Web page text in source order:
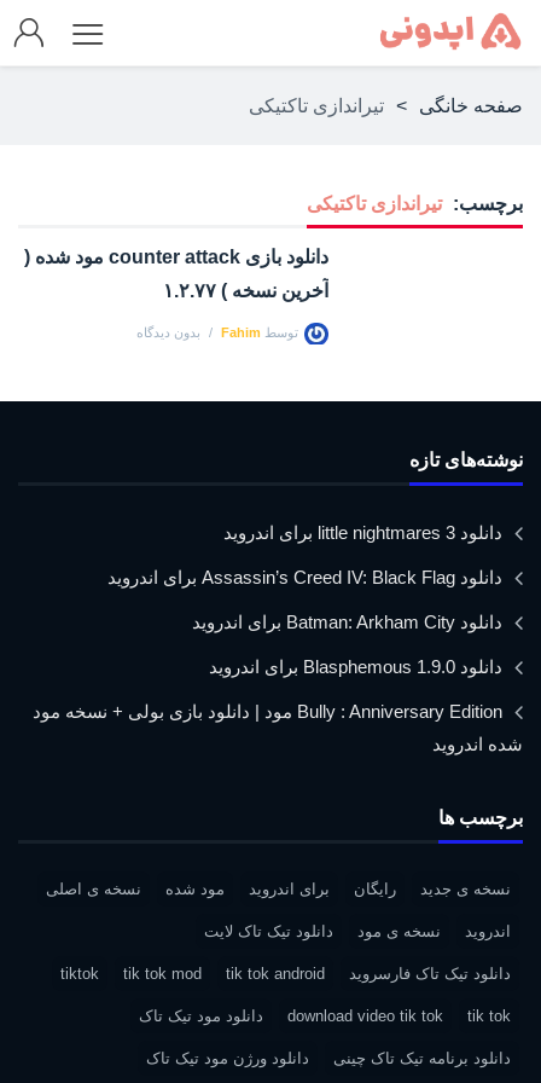
صفحه خانگی > تیراندازی تاکتیکی
برچسب: تیراندازی تاکتیکی
دانلود بازی counter attack مود شده (
آخرین نسخه ) ۱.۲.۷۷
توسط Fahim بدون دیدگاه
نوشته‌های تازه
دانلود little nightmares 3 برای اندروید
دانلود Assassin’s Creed IV: Black Flag برای اندروید
دانلود Batman: Arkham City برای اندروید
دانلود Blasphemous 1.9.0 برای اندروید
Bully : Anniversary Edition مود | دانلود بازی بولی + نسخه مود
شده اندروید
برچسب ها
نسخه ی جدید رایگان برای اندروید مود شده نسخه ی اصلی
اندروید نسخه ی مود دانلود تیک تاک لایت
دانلود تیک تاک فارسروید tik tok android
tik tok mod
tiktok
tik tok
download video tik tok دانلود مود تیک تاک
دانلود برنامه تیک تاک چینی دانلود ورژن مود تیک تاک